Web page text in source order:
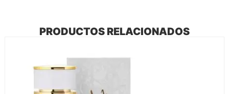
PRODUCTOS RELACIONADOS